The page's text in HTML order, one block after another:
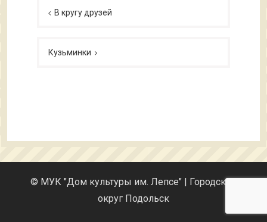
по В кругу друзей
Кузьминки
© МУК "Дом культуры им. Лепсе" | Городской
округ Подольск